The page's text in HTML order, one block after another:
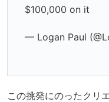
$100,000 on it
— Logan Paul
この挑発にのったクリ